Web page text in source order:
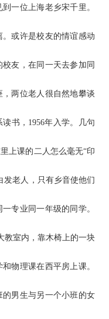
一位上海老乡宋千里。
或许是校友的情谊感动
友，在同一天去参加同
两位老人很自然地攀谈
书，1956年入学。几句
上课的二人怎么毫无“印
发老人，只有乡音使他们
专业同一年级的同学。
教室内，靠木椅上的一块
物理课在西平房上课。
男生与另一个小班的女